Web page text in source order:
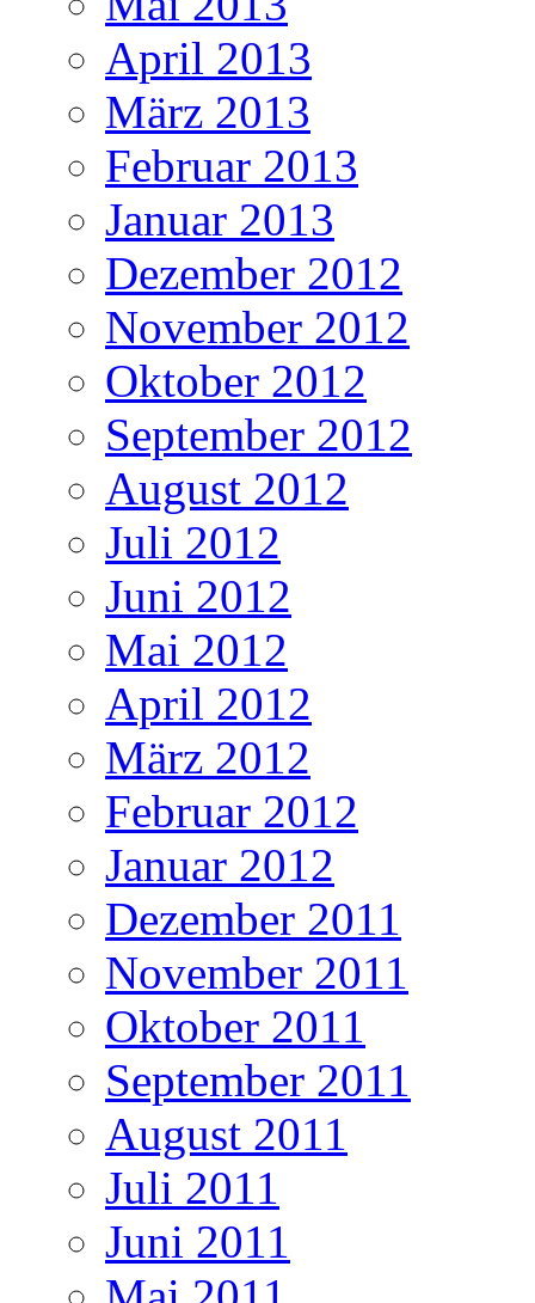
April 2013
März 2013
Februar 2013
Januar 2013
Dezember 2012
November 2012
Oktober 2012
September 2012
August 2012
Juli 2012
Juni 2012
Mai 2012
April 2012
März 2012
Februar 2012
Januar 2012
Dezember 2011
November 2011
Oktober 2011
September 2011
August 2011
Juli 2011
Juni 2011